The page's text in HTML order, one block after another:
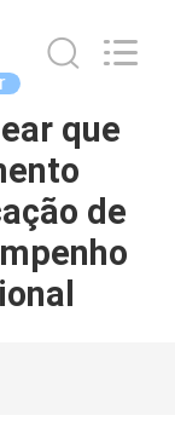
que
de